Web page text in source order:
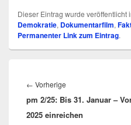
Dieser Eintrag wurde veröffentlicht
Demokratie, Dokumentarfilm,
Permanenter Link zum Eintrag.
← Vorherige
Beitrag:
pm 2/25: Bis 31. Januar –
2025 einreichen